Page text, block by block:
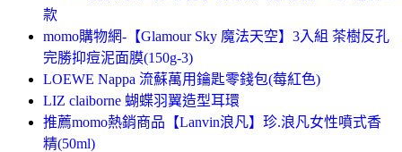
款
momo購物網-【Glamour Sky 魔法天空】3入組 茶樹反孔
完勝抑痘泥面膜(150g-3)
LOEWE Nappa 流蘇萬用鑰匙零錢包(莓紅色)
LIZ claiborne 蝴蝶羽翼造型耳環
推薦momo熱銷商品【Lanvin浪凡】珍.浪凡女性噴式香
精(50ml)